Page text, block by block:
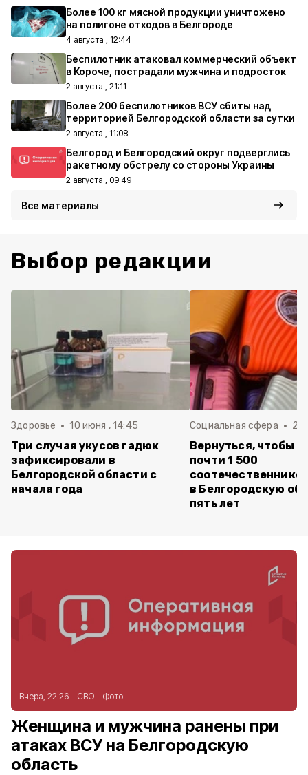
Более 100 кг мясной продукции уничтожено
на полигоне отходов в Белгороде
4 августа , 12:44
Беспилотник атаковал коммерческий объект
в Короче, пострадали мужчина и подросток
2 августа , 21:11
Более 200 беспилотников ВСУ сбиты над
территорией Белгородской области за сутки
2 августа , 11:08
Белгород и Белгородский округ подверглись
ракетному обстрелу со стороны Украины
2 августа , 09:49
Все материалы
Выбор редакции
Здоровье 10 июня , 14:45
Три случая укусов гадюк
зафиксировали в
Белгородской области с
начала года
Социальная сфера 20
Вернуться, чтобы
почти 1 500
в Белгородскую
пять лет
Вчера, 22:26 СВО Фото:
Женщина и мужчина ранены при
атаках ВСУ на Белгородскую
область